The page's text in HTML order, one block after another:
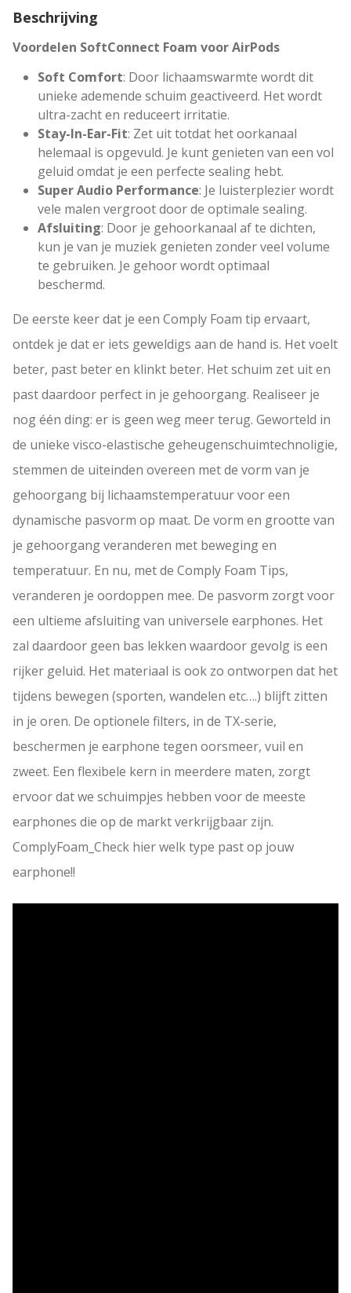
e
c
d
s
a
n
t
a
Beschrijving
Voordelen SoftConnect Foam voor AirPods
Soft Comfort: Door lichaamswarmte wordt dit
unieke ademende schuim geactiveerd. Het wordt
ultra-zacht en reduceert irritatie.
Stay-In-Ear-Fit: Zet uit totdat het oorkanaal
helemaal is opgevuld. Je kunt genieten van een vol
geluid omdat je een perfecte sealing hebt.
Super Audio Performance: Je luisterplezier wordt
vele malen vergroot door de optimale sealing.
Afsluiting: Door je gehoorkanaal af te dichten,
kun je van je muziek genieten zonder veel volume
te gebruiken. Je gehoor wordt optimaal
beschermd.
De eerste keer dat je een Comply Foam tip ervaart,
ontdek je dat er iets geweldigs aan de hand is. Het voelt
beter, past beter en klinkt beter. Het schuim zet uit en
past daardoor perfect in je gehoorgang. Realiseer je
nog één ding: er is geen weg meer terug. Geworteld in
de unieke visco-elastische geheugenschuimtechnoligie,
stemmen de uiteinden overeen met de vorm van je
gehoorgang bij lichaamstemperatuur voor een
dynamische pasvorm op maat. De vorm en grootte van
je gehoorgang veranderen met beweging en
temperatuur. En nu, met de Comply Foam Tips,
veranderen je oordoppen mee. De pasvorm zorgt voor
een ultieme afsluiting van universele earphones. Het
zal daardoor geen bas lekken waardoor gevolg is een
rijker geluid. Het materiaal is ook zo ontworpen dat het
tijdens bewegen (sporten, wandelen etc….) blijft zitten
in je oren. De optionele filters, in de TX-serie,
beschermen je earphone tegen oorsmeer, vuil en
zweet. Een flexibele kern in meerdere maten, zorgt
ervoor dat we schuimpjes hebben voor de meeste
earphones die op de markt verkrijgbaar zijn.
ComplyFoam_Check hier welk type past op jouw
earphone!!